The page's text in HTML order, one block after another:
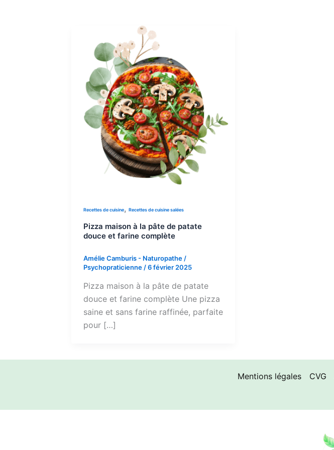
Recettes de cuisine, Recettes de cuisine salées
Pizza maison à la pâte de patate
douce et farine complète
Amélie Camburis - Naturopathe /
Psychopraticienne /6 février 2025
Pizza maison à la pâte de patate
douce et farine complète Une pizza
saine et sans farine raffinée, parfaite
pour […]
Mentions légales CVG